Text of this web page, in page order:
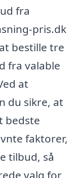
fra
pris.dk
bestille tre
fra valable
at
du sikre, at
bedste
faktorer,
tilbud, så
valg for